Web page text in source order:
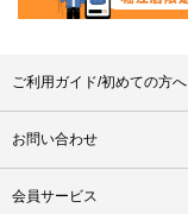
ご利用ガイド/初めての方へ
お問い合わせ
会員サービス